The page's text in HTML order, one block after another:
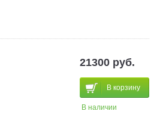
21300 руб.
В корзину
В наличии